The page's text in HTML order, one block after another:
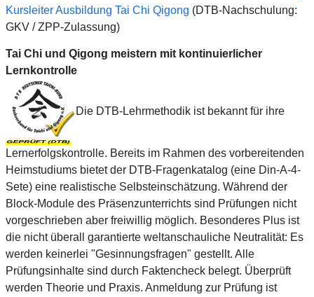
Kursleiter Ausbildung Tai Chi Qigong (DTB-Nachschulung:
GKV / ZPP-Zulassung)
Tai Chi und Qigong meistern mit kontinuierlicher
Lernkontrolle
Die DTB-Lehrmethodik ist bekannt für ihre
Lernerfolgskontrolle. Bereits im Rahmen des vorbereitenden
Heimstudiums bietet der DTB-Fragenkatalog (eine Din-A-4-
Sete) eine realistische Selbsteinschätzung. Während der
Block-Module des Präsenzunterrichts sind Prüfungen nicht
vorgeschrieben aber freiwillig möglich. Besonderes Plus ist
die nicht überall garantierte weltanschauliche Neutralität: Es
werden keinerlei "Gesinnungsfragen" gestellt. Alle
Prüfungsinhalte sind durch Faktencheck belegt. Überprüft
werden Theorie und Praxis. Anmeldung zur Prüfung ist